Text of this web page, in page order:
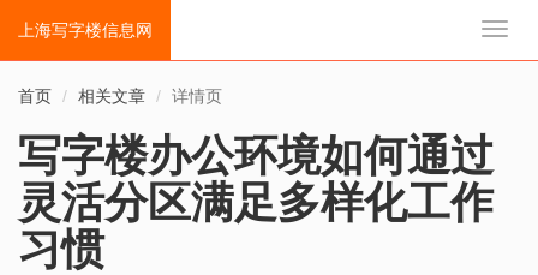
切
上海写字楼信息网
首页 相关文章 详情页
写字楼办公环境如何通过
灵活分区满足多样化工作
习惯